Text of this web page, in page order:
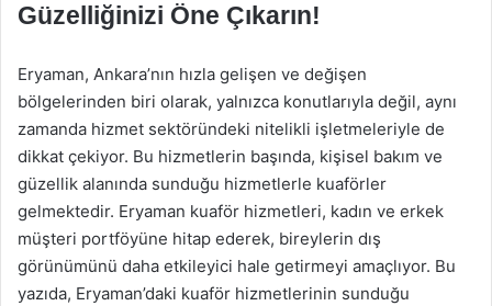
Güzelliğinizi Öne Çıkarın!
Eryaman, Ankara’nın hızla gelişen ve değişen
bölgelerinden biri olarak, yalnızca konutlarıyla değil, aynı
zamanda hizmet sektöründeki nitelikli işletmeleriyle de
dikkat çekiyor. Bu hizmetlerin başında, kişisel bakım ve
güzellik alanında sunduğu hizmetlerle kuaförler
gelmektedir. Eryaman kuaför hizmetleri, kadın ve erkek
müşteri portföyüne hitap ederek, bireylerin dış
görünümünü daha etkileyici hale getirmeyi amaçlıyor. Bu
yazıda, Eryaman’daki kuaför hizmetlerinin sunduğu